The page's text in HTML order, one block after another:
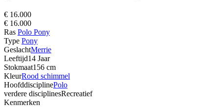
€ 16.000
€ 16.000
Ras Polo Pony
Type Pony
GeslachtMerrie
Leeftijd14 Jaar
Stokmaat156 cm
KleurRood schimmel
HoofddisciplinePolo
verdere disciplinesRecreatief
Kenmerken